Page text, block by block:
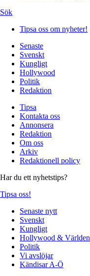
Sök
Tipsa oss om nyheter!
Senaste
Svenskt
Kungligt
Hollywood
Politik
Redaktion
Tipsa
Kontakta oss
Annonsera
Redaktion
Om oss
Arkiv
Redaktionell policy
Har du ett nyhetstips?
Tipsa oss!
Senaste nytt
Svenskt
Kungligt
Hollywood & Världen
Politik
Vi avslöjar
Kändisar A-Ö